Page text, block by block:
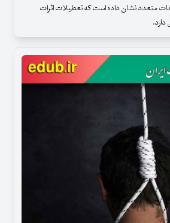
متعدد نشان داده است که تعطیلات اثرات
دارد.